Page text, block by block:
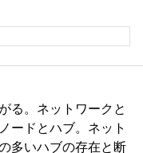
る。ネットワークと
ードとハブ。ネット
多いハブの存在と断